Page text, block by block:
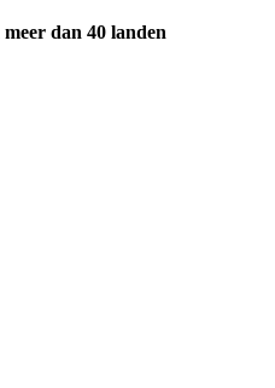
meer dan 40 landen